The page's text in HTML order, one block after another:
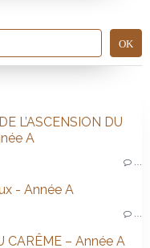
L’ASCENSION DU
A
- Année A
CARÊME – Année A